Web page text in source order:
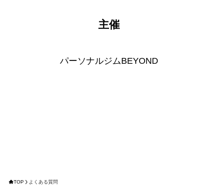
主催
パーソナルジムBEYOND
TOP よくある質問